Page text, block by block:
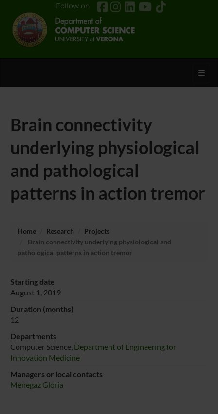
Follow on
Brain connectivity
underlying physiological
and pathological
patterns in action tremor
Home Research
Projects
Brain connectivity underlying physiological and
pathological patterns in action tremor
Starting date
August 1, 2019
Duration (months)
12
Departments
Computer Science, Department of Engineering for
Innovation Medicine
Managers or local contacts
Menegaz Gloria